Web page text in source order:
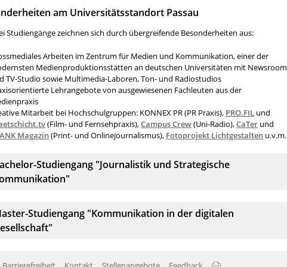
am Universitätsstandort Passau
Studiengänge zeichnen sich durch übergreifende Besonderheiten aus:
Arbeiten im Zentrum für Medien und Kommunikation, einer der
Medienproduktionsstätten an deutschen Universitäten mit Newsroom
TV-Studio sowie Multimedia-Laboren, Ton- und Radiostudios
Lehrangebote von ausgewiesenen Fachleuten aus der
Mitarbeit bei Hochschulgruppen: KONNEX PR (PR Praxis), PRO.FIL und
(Film- und Fernsehpraxis),Campus Crew(Uni-Radio),CaTer und
Magazin(Print- und Onlinejournalismus), Fotoprojekt Lichtgestalten u.v.m.
Studiengang "Journalistik und Strategische
Studiengang "Kommunikation in der digitalen